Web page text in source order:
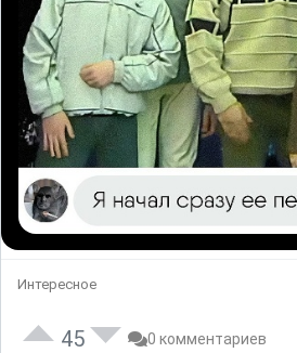
Интересное
45 0 комментариев